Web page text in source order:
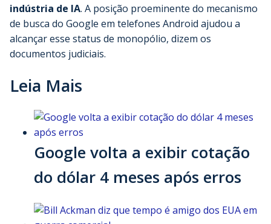
indústria de IA. A posição proeminente do mecanismo
de busca do Google em telefones Android ajudou a
alcançar esse status de monopólio, dizem os
documentos judiciais.
Leia Mais
Google volta a exibir cotação
do dólar 4 meses após erros